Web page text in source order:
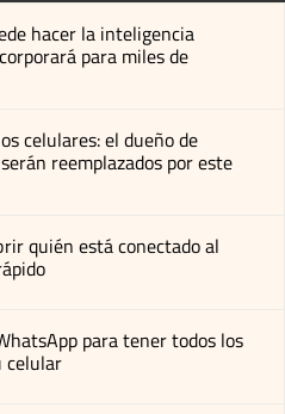
hacer la inteligencia
para miles de
celulares: el dueño de
reemplazados por este
quién está conectado al
para tener todos los
celular